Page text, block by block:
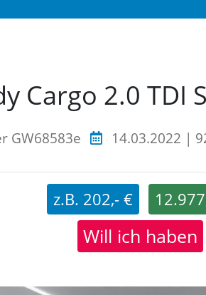
Cargo 2.0 TDI
GW68583e 14.03.2022 |
z.B. 202,- €
Will ich haben